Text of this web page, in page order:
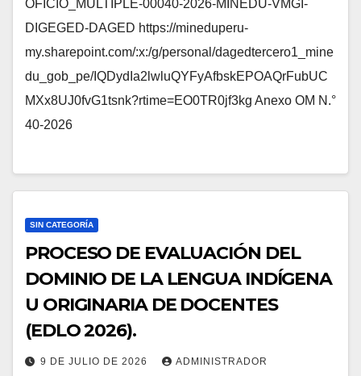
OFICIO_MULTIPLE-00040-2026-MINEDU-VMGI-
DIGEGED-DAGED https://mineduperu-
my.sharepoint.com/:x:/g/personal/dagedtercero1_mine
du_gob_pe/IQDydIa2lwluQYFyAfbskEPOAQrFubUC
MXx8UJ0fvG1tsnk?rtime=EO0TR0jf3kg Anexo OM N.°
40-2026
SIN CATEGORÍA
PROCESO DE EVALUACIÓN DEL
DOMINIO DE LA LENGUA INDÍGENA
U ORIGINARIA DE DOCENTES
(EDLO 2026).
9 DE JULIO DE 2026 ADMINISTRADOR